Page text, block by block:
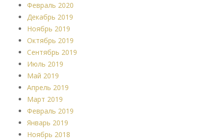
Февраль 2020
Декабрь 2019
Ноябрь 2019
Октябрь 2019
Сентябрь 2019
Июль 2019
Май 2019
Апрель 2019
Март 2019
Февраль 2019
Январь 2019
Ноябрь 2018